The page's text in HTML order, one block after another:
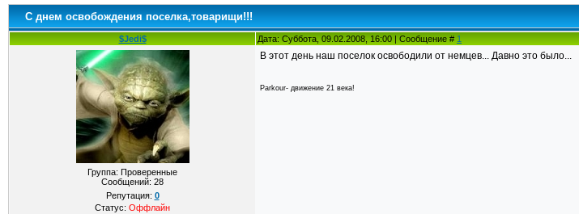
С днем освобождения поселка,товарищи!!!
$Jedi$ Дата: Суббота, 09.02.2008, 16:00 | Сообщение # 1
Группа: Проверенные
Сообщений: 28
Репутация: 0
Статус: Оффлайн
В этот день наш поселок освободили от немцев... Давно это было...
Parkour- движение 21 века!